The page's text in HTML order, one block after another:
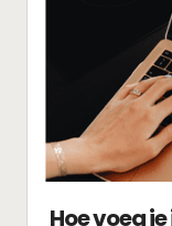
Hoe voeg